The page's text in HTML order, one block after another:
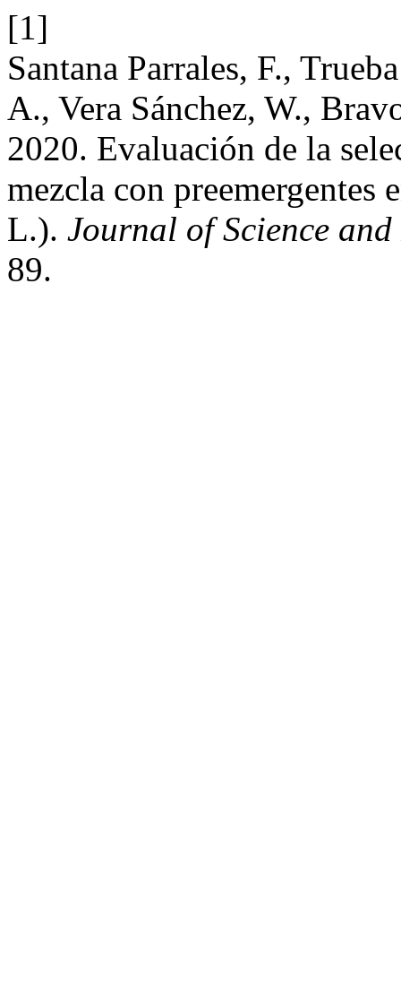
[1]
Santana Parrales, F.,
A., Vera Sánchez, W.,
2020. Evaluación de la
mezcla con preemergentes
L.). Journal of Science and
89.